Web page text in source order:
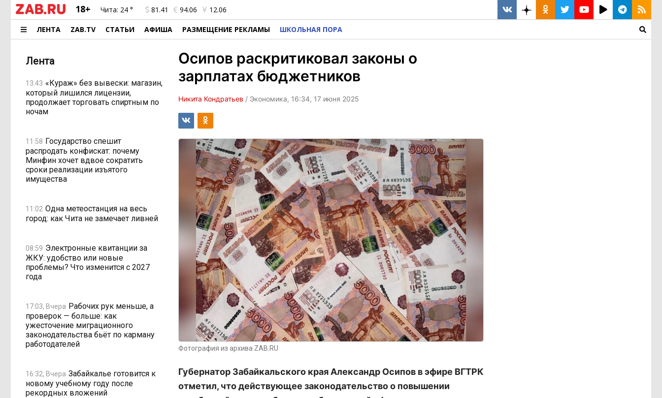
18+ Чита: 24 ° 81.41 94.06 12.06
ЛЕНТА ZAB.TV СТАТЬИ АФИША РАЗМЕЩЕНИЕ РЕКЛАМЫ ШКОЛЬНАЯ ПОРА
Лента
13:43 «Кураж» без вывески: магазин,
который лишился лицензии,
продолжает торговать спиртным по
ночам
11:58 Государство спешит
распродать конфискат: почему
Минфин хочет вдвое сократить
сроки реализации изъятого
имущества
11:02 Одна метеостанция на весь
город: как Чита не замечает ливней
08:59 Электронные квитанции за
ЖКУ: удобство или новые
проблемы? Что изменится с 2027
года
17:03, Вчера Рабочих рук меньше, а
проверок — больше: как
ужесточение миграционного
законодательства бьёт по карману
работодателей
16:32, Вчера Забайкалье готовится к
новому учебному году после
рекордных вложений
Осипов раскритиковал законы о
зарплатах бюджетников
Никита Кондратьев / Экономика, 16:34, 17 июня 2025
Фотография из архива ZAB.RU
Губернатор Забайкальского края Александр Осипов в эфире ВГТРК
отметил, что действующее законодательство о повышении